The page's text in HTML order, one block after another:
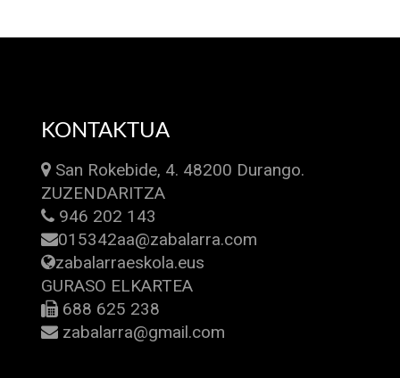
KONTAKTUA
San Rokebide, 4. 48200 Durango.
ZUZENDARITZA
946 202 143
015342aa@zabalarra.com
zabalarraeskola.eus
GURASO ELKARTEA
688 625 238
zabalarra@gmail.com